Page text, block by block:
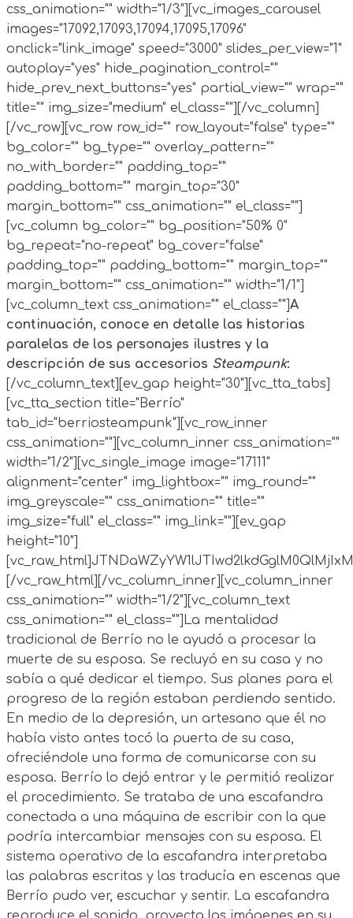
css_animation="" width="1/3"][vc_images_carousel
images="17092,17093,17094,17095,17096"
onclick="link_image" speed="3000" slides_per_view="1"
autoplay="yes" hide_pagination_control=""
hide_prev_next_buttons="yes" partial_view="" wrap=""
title="" img_size="medium" el_class=""][/vc_column]
[/vc_row][vc_row row_id="" row_layout="false" type=""
bg_color="" bg_type="" overlay_pattern=""
no_with_border="" padding_top=""
padding_bottom="" margin_top="30"
margin_bottom="" css_animation="" el_class=""]
[vc_column bg_color="" bg_position="50% 0"
bg_repeat="no-repeat" bg_cover="false"
padding_top="" padding_bottom="" margin_top=""
margin_bottom="" css_animation="" width="1/1"]
[vc_column_text css_animation="" el_class=""]A
continuación, conoce en detalle las historias
paralelas de los personajes ilustres y la
descripción de sus accesorios Steampunk:
[/vc_column_text][ev_gap height="30"][vc_tta_tabs]
[vc_tta_section title="Berrío"
tab_id="berriosteampunk"][vc_row_inner
css_animation=""][vc_column_inner css_animation=""
width="1/2"][vc_single_image image="17111"
alignment="center" img_lightbox="" img_round=""
img_greyscale="" css_animation="" title=""
img_size="full" el_class="" img_link=""][ev_gap
height="10"]
[/vc_raw_html][/vc_column_inner][vc_column_inner
css_animation="" width="1/2"][vc_column_text
css_animation="" el_class=""]La mentalidad
tradicional de Berrío no le ayudó a procesar la
muerte de su esposa. Se recluyó en su casa y no
sabía a qué dedicar el tiempo. Sus planes para el
progreso de la región estaban perdiendo sentido.
En medio de la depresión, un artesano que él no
había visto antes tocó la puerta de su casa,
ofreciéndole una forma de comunicarse con su
esposa. Berrío lo dejó entrar y le permitió realizar
el procedimiento. Se trataba de una escafandra
conectada a una máquina de escribir con la que
podría intercambiar mensajes con su esposa. El
sistema operativo de la escafandra interpretaba
las palabras escritas y las traducía en escenas que
Berrío pudo ver, escuchar y sentir. La escafandra